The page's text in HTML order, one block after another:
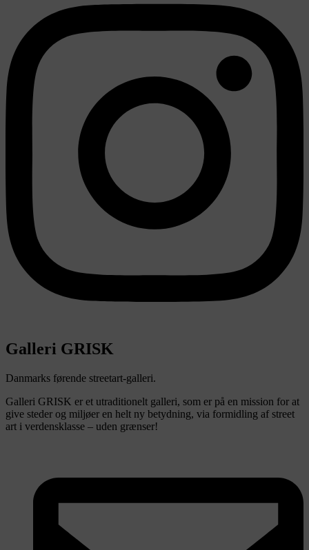
Galleri GRISK
Danmarks førende streetart-galleri.
Galleri GRISK er et utraditionelt galleri, som er på en mission for at
give steder og miljøer en helt ny betydning, via formidling af street
art i verdensklasse – uden grænser!